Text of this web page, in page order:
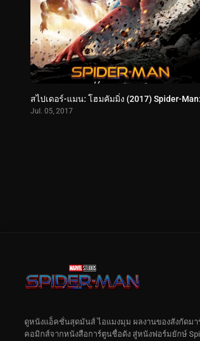
Jul. 05, 2017
ดูหนังแอ็คชั่นสุดมันส์ ไอแมงมุม ผลงานของสังกัดมา
คอมิกส์จากหนังสือการ์ตูนชื่อดัง สู่หนังฟอร์มยักษ์